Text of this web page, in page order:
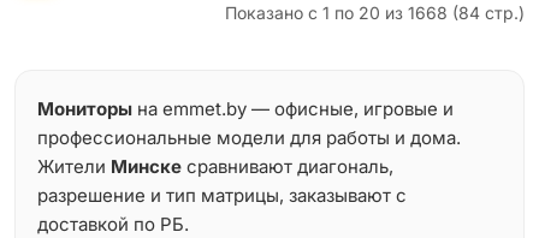
Показано с 1 по 20 из 1668 (84 стр.)
Мониторы на emmet.by — офисные, игровые и
профессиональные модели для работы и дома.
Жители Минске сравнивают диагональ,
разрешение и тип матрицы, заказывают с
доставкой по РБ.